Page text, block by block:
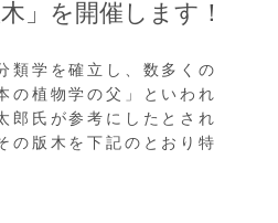
」を開催します！
類学を確立し、数多くの
の植物学の父」といわれ
郎氏が参考にしたとされ
の版木を下記のとおり特